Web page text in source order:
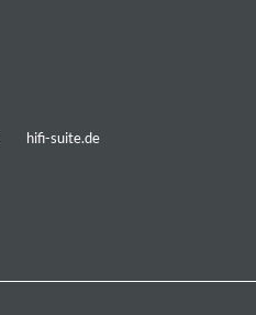
hifi-suite.de